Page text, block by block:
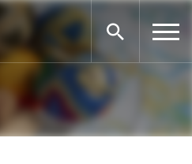
Gå
direkt
till
innehållet